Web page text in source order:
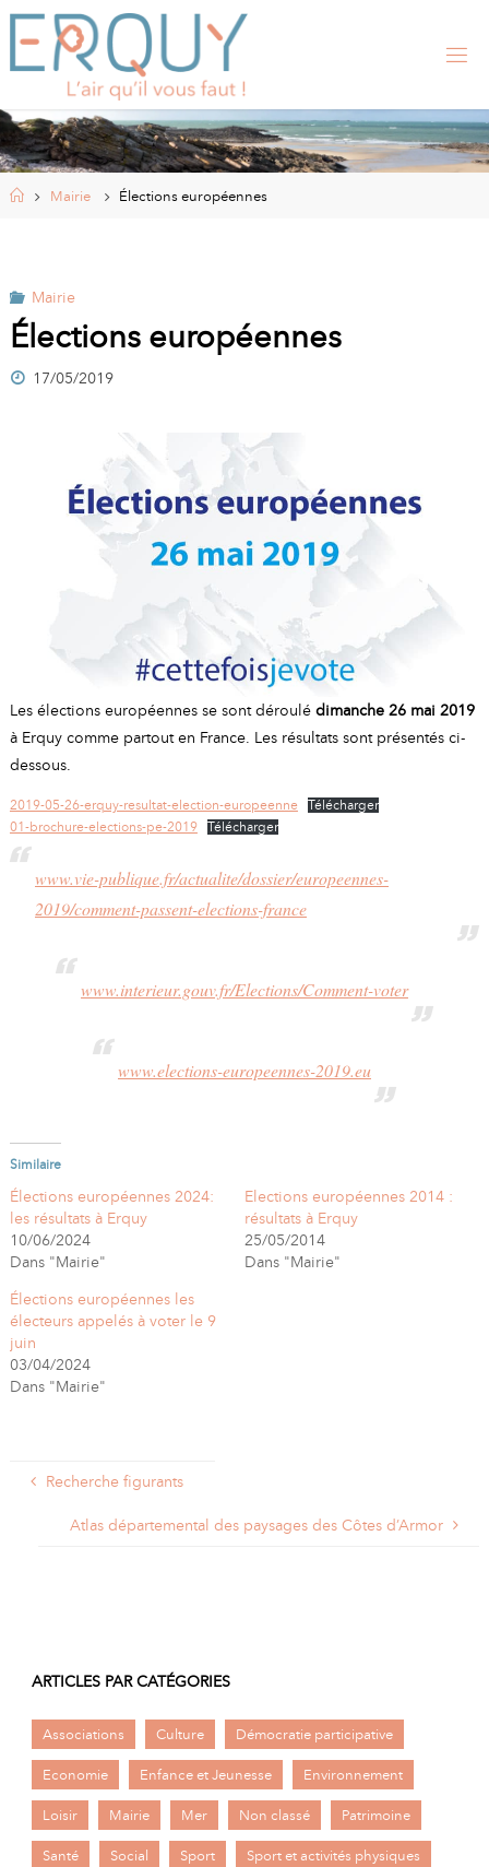
Skip
content
RQ
UY
, SI
EL
AI
E
HomeMairie Élections européennes
Mairie
Élections européennes
17/05/2019
Les élections européennes se sont déroulé dimanche 26 mai 2019
à Erquy comme partout en France. Les résultats sont présentés ci-
dessous.
2019-05-26-erquy-resultat-election-europeenne
Télécharger
01-brochure-elections-pe-2019
Télécharger
www.vie-publique.fr/actualite/dossier/europeennes-
2019/comment-passent-elections-france
www.interieur.gouv.fr/Elections/Comment-voter
www.elections-europeennes-2019.eu
Similaire
Élections européennes 2024:
les résultats à Erquy
10/06/2024
Dans "Mairie"
Elections européennes 2014 :
résultats à Erquy
25/05/2014
Dans "Mairie"
Élections européennes les
électeurs appelés à voter le 9
juin
03/04/2024
Dans "Mairie"
Recherche figurants
Atlas départemental des paysages des Côtes d’Armor
ARTICLES PAR CATÉGORIES
Associations Culture Démocratie participative
Economie Enfance et Jeunesse Environnement
Loisir Mairie Mer Non classé Patrimoine
Santé Social Sport Sport et activités physiques